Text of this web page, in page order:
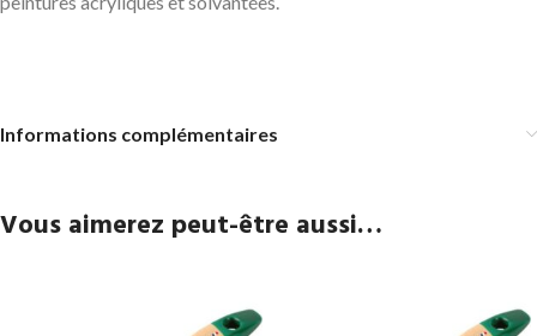
Informations complémentaires
Vous aimerez peut-être aussi…